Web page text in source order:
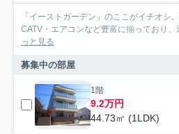
「イーストガーデン」のここがイチオシ
CATV・エアコンなど豊富に揃っており
っと見る
募集中の部屋
1階
9.2万円
44.73㎡ (1LDK)